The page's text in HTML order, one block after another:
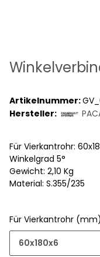
Artikelnummer:
Hersteller:
Für Vierkantrohr:
Winkelgrad 5°
Gewicht: 2,10 Kg
Material: S.355/235
Für Vierkantrohr (mm)
60x180x6